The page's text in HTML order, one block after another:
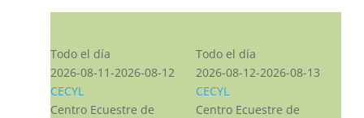
Todo el día
2026-08-11-2026-08-12
CECYL
Centro Ecuestre de
Todo el día
2026-08-12-2026-08-13
CECYL
Centro Ecuestre de